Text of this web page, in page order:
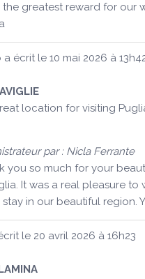
the greatest reward for our
a écrit le 10 mai 2026 à
location for visiting
par : Nicla Ferrante
you so much for your
It was a real pleasure
in our beautiful region.
le 20 avril 2026 à 16h23